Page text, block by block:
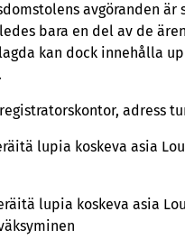
avgöranden är
bara en del av de
kan dock innehålla
adress
lupia koskeva asia
lupia koskeva asia